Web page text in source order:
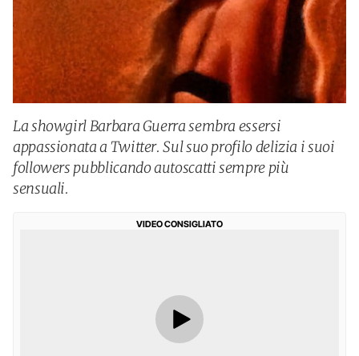
La showgirl Barbara Guerra sembra essersi
appassionata a Twitter. Sul suo profilo delizia i suoi
followers pubblicando autoscatti sempre più
sensuali.
VIDEO CONSIGLIATO